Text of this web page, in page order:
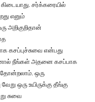
கிடையாது. சர்க்கரையில்
எனும்
அறிகுறிதான்
கசப்புச்சுவை என்பது
நீங்கள் அதனை கசப்பாக
தோன்றலாம். ஒரு
ஒரு உயிருக்கு தீங்கு
சுவை